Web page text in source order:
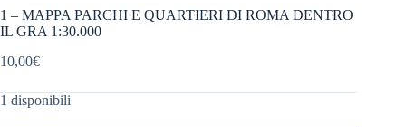
1 – MAPPA PARCHI E QUARTIERI DI ROMA DENTRO
IL GRA 1:30.000
10,00€
1 disponibili